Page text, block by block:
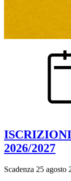
2026/2027
Scadenza 25 agosto